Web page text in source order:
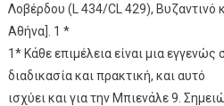
Λοβέρδου (L 434/CL 429), Βυζαντινό
Αθήνα]. 1 *
1* Κάθε επιμέλεια είναι μια εγγενώς
διαδικασία και πρακτική, και αυτό
ισχύει και για την Μπιενάλε 9.